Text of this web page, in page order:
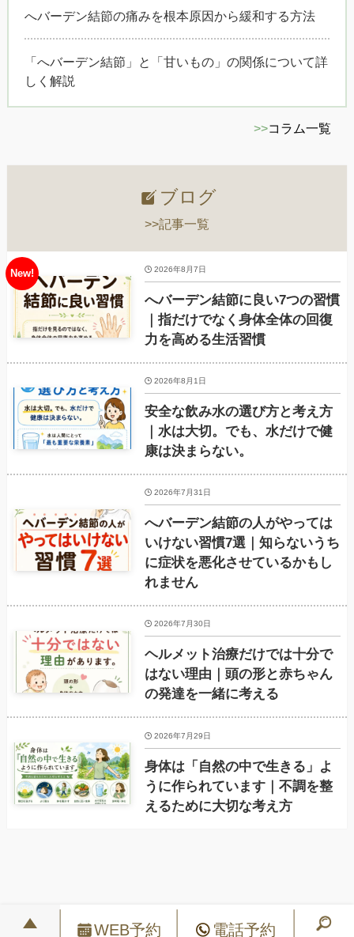
へバーデン結節の痛みを根本原因から緩和する方法
「へバーデン結節」と「甘いもの」の関係について詳
しく解説
>>コラム一覧
ブログ
>>記事一覧
へバーデン結節に良い7つの習慣
｜指だけでなく身体全体の回復
力を高める生活習慣
2026年8月7日
安全な飲み水の選び方と考え方
｜水は大切。でも、水だけで健
康は決まらない。
2026年8月1日
へバーデン結節の人がやっては
いけない習慣7選｜知らないうち
に症状を悪化させているかもし
れません
2026年7月31日
ヘルメット治療だけでは十分で
はない理由｜頭の形と赤ちゃん
の発達を一緒に考える
2026年7月30日
身体は「自然の中で生きる」よ
うに作られています｜不調を整
えるために大切な考え方
2026年7月29日
WEB予約 電話予約